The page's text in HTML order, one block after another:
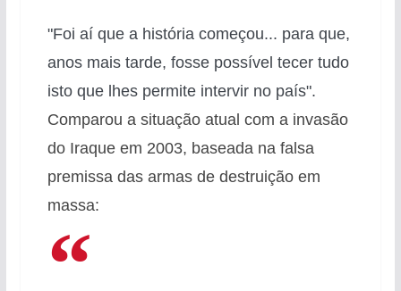
"Foi aí que a história começou... para que,
anos mais tarde, fosse possível tecer tudo
isto que lhes permite intervir no país".
Comparou a situação atual com a invasão
do Iraque em 2003, baseada na falsa
premissa das armas de destruição em
massa: